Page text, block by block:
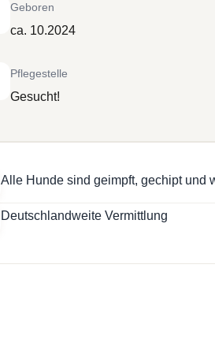
Geboren
ca. 10.2024
Pflegestelle
Gesucht!
Alle Hunde sind geimpft, gechipt und
Deutschlandweite Vermittlung